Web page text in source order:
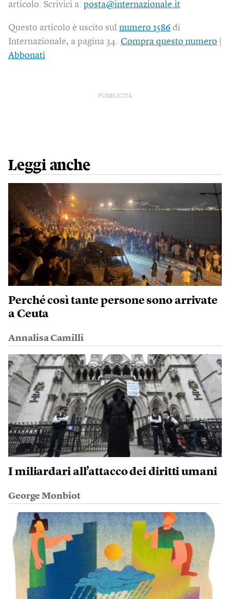
articolo. Scrivici a: posta@internazionale.it
Questo articolo è uscito sul numero 1586 di
Internazionale, a pagina 34. Compra questo numero
Abbonati
PUBBLICITÀ
Leggi anche
Perché così tante persone sono arrivate
a Ceuta
Annalisa Camilli
I miliardari all’attacco dei diritti umani
George Monbiot